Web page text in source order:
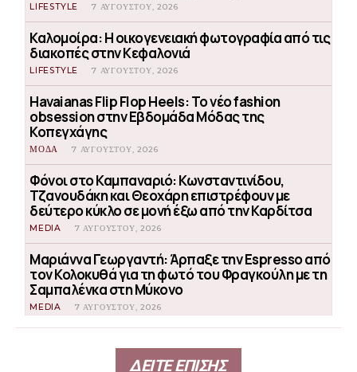
LIFESTYLE 7 ΑΥΓΟΎΣΤΟΥ, 2026
Καλομοίρα: Η οικογενειακή φωτογραφία από τις
διακοπές στην Κεφαλονιά
LIFESTYLE 7 ΑΥΓΟΎΣΤΟΥ, 2026
Havaianas Flip Flop Heels: Το νέο fashion
obsession στην Εβδομάδα Μόδας της
Κοπεγχάγης
ΜΟΔΑ 7 ΑΥΓΟΎΣΤΟΥ, 2026
Φόνοι στο Καμπαναριό: Κωνσταντινίδου,
Τζανουδάκη και Θεοχάρη επιστρέφουν με
δεύτερο κύκλο σε μονή έξω από την Καρδίτσα
MEDIA 7 ΑΥΓΟΎΣΤΟΥ, 2026
Μαριάννα Γεωργαντή: Άρπαξε την Espresso από
τον Κολοκυθά για τη φωτό του Φραγκούλη με τη
Σαμπαλένκα στη Μύκονο
MEDIA 7 ΑΥΓΟΎΣΤΟΥ, 2026
ΔΕΙΤΕ ΕΠΙΣΗΣ